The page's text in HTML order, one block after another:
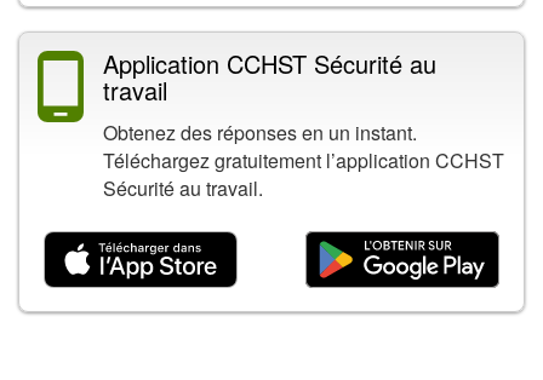
Application CCHST Sécurité au
travail
Obtenez des réponses en un instant.
Téléchargez gratuitement l’application CCHST
Sécurité au travail.